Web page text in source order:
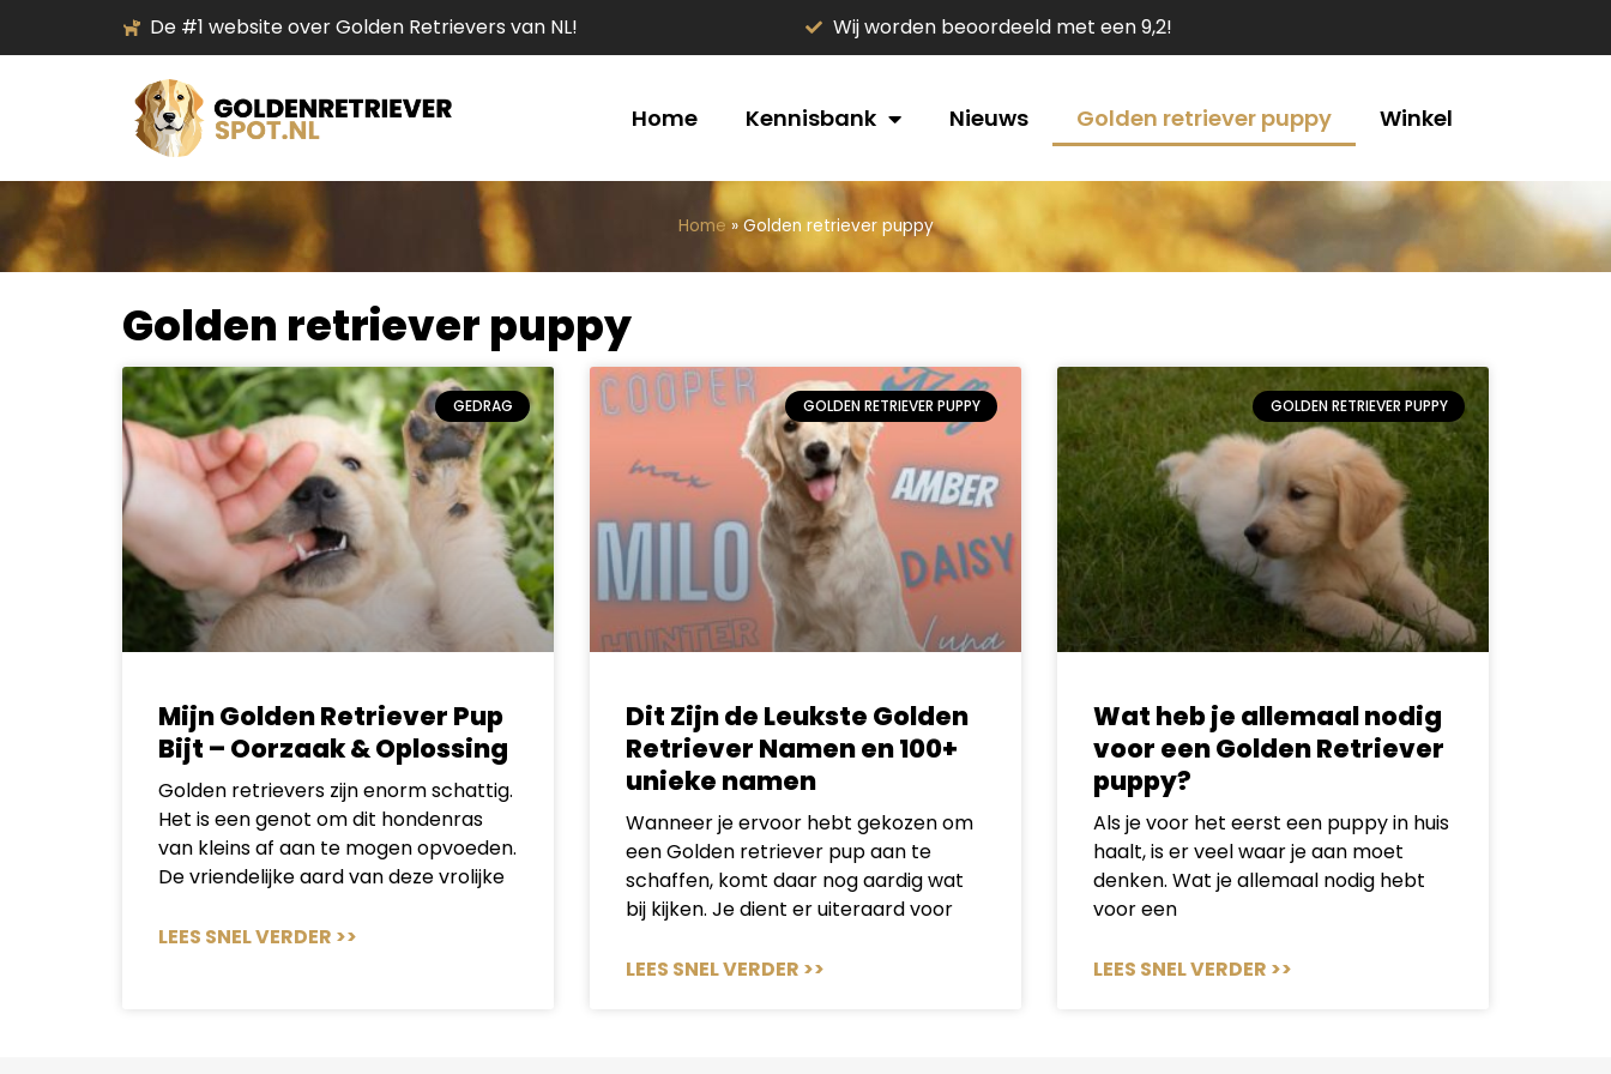
De #1 website over Golden Retrievers van NL! Wij worden beoordeeld met een 9,2!
Home Kennisbank Nieuws Golden retriever puppy Winkel
Home»Golden retriever puppy
Golden retriever puppy
GEDRAG
Mijn Golden Retriever Pup
Bijt – Oorzaak & Oplossing
Golden retrievers zijn enorm schattig.
Het is een genot om dit hondenras
van kleins af aan te mogen opvoeden.
De vriendelijke aard van deze vrolijke
LEES SNEL VERDER >>
GOLDEN RETRIEVER PUPPY
Dit Zijn de Leukste Golden
Retriever Namen en 100+
unieke namen
Wanneer je ervoor hebt gekozen om
een Golden retriever pup aan te
schaffen, komt daar nog aardig wat
bij kijken. Je dient er uiteraard voor
LEES SNEL VERDER >>
GOLDEN RETRIEVER PUPPY
Wat heb je allemaal nodig
voor een Golden Retriever
puppy?
Als je voor het eerst een puppy in huis
haalt, is er veel waar je aan moet
denken. Wat je allemaal nodig hebt
voor een
LEES SNEL VERDER >>